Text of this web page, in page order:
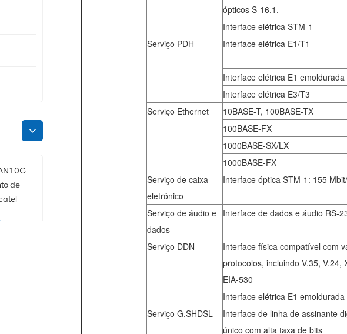
ópticos S-16.1.
Interface elétrica STM-1
Serviço PDH
Interface elétrica E1/T1
Interface elétrica E1 emoldurada
Interface elétrica E3/T3
Serviço Ethernet
10BASE-T, 100BASE-TX
100BASE-FX
1000BASE-SX/LX
1000BASE-FX
Serviço de caixa
eletrônico
Interface óptica STM-1: 155
Serviço de áudio e
dados
Interface de dados e áudio RS-
Serviço DDN
Interface física compatível com
protocolos, incluindo V.35, V.24,
EIA-530
Interface elétrica E1 emoldurada
Serviço G.SHDSL
Interface de linha de assinante
único com alta taxa de bits
de